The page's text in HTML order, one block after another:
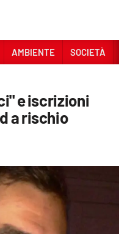
AMBIENTE SOCIETÀ
e iscrizioni
a rischio